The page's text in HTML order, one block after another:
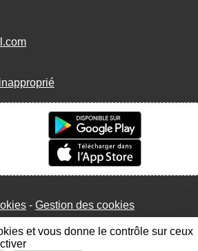
Gestion des cookies
et vous donne le contrôle sur ceux